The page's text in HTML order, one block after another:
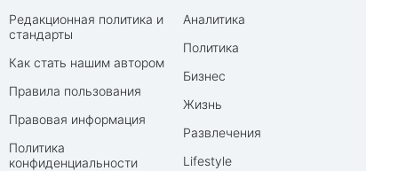
Редакционная политика и
стандарты
Как стать нашим автором
Правила пользования
Правовая информация
Политика
конфиденциальности
Аналитика
Политика
Бизнес
Жизнь
Развлечения
Lifestyle